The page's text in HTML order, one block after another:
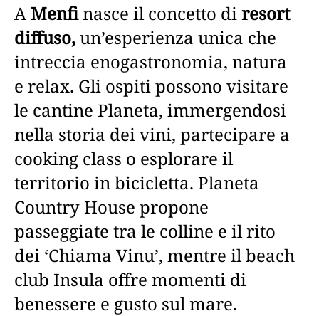
AMenfinasce il concetto diresort
diffuso,un’esperienza unica che
intreccia enogastronomia, natura
e relax. Gli ospiti possono visitare
le cantine Planeta, immergendosi
nella storia dei vini, partecipare a
cooking class o esplorare il
territorio in bicicletta. Planeta
Country House propone
passeggiate tra le colline e il rito
dei ‘Chiama Vinu’, mentre il beach
club Insula offre momenti di
benessere e gusto sul mare.